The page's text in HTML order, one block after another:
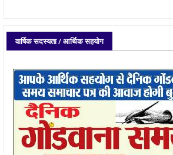
वार्षिक सदस्यता / आर्थिक सहयोग